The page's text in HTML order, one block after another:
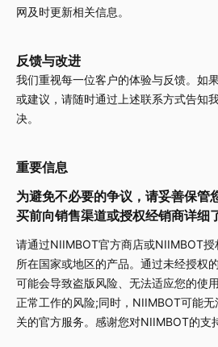
网及时更新相关信息。
反馈与改进
我们重视每一位客户的体验与反馈。如
或建议，请随时通过上述联系方式告知
决。
重要信息
为避免不必要的争议，请妥善保管
买前向销售渠道或授权经销商详细
请通过NIIMBOT官方商店或NIIMBOT
所在国家或地区的产品。通过未经授权
可能会导致盗版风险、无法适应您的使
正常工作的风险;同时，NIIMBOT可能
关的官方服务。感谢您对NIIMBOT的支